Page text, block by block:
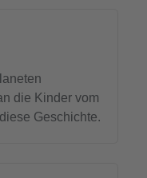
die Kinder vom
Geschichte.